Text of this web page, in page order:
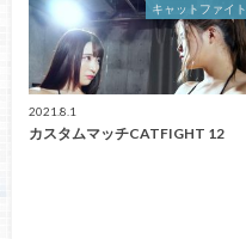
キャットファイト
2021.8.1
カスタムマッチCATFIGHT 12